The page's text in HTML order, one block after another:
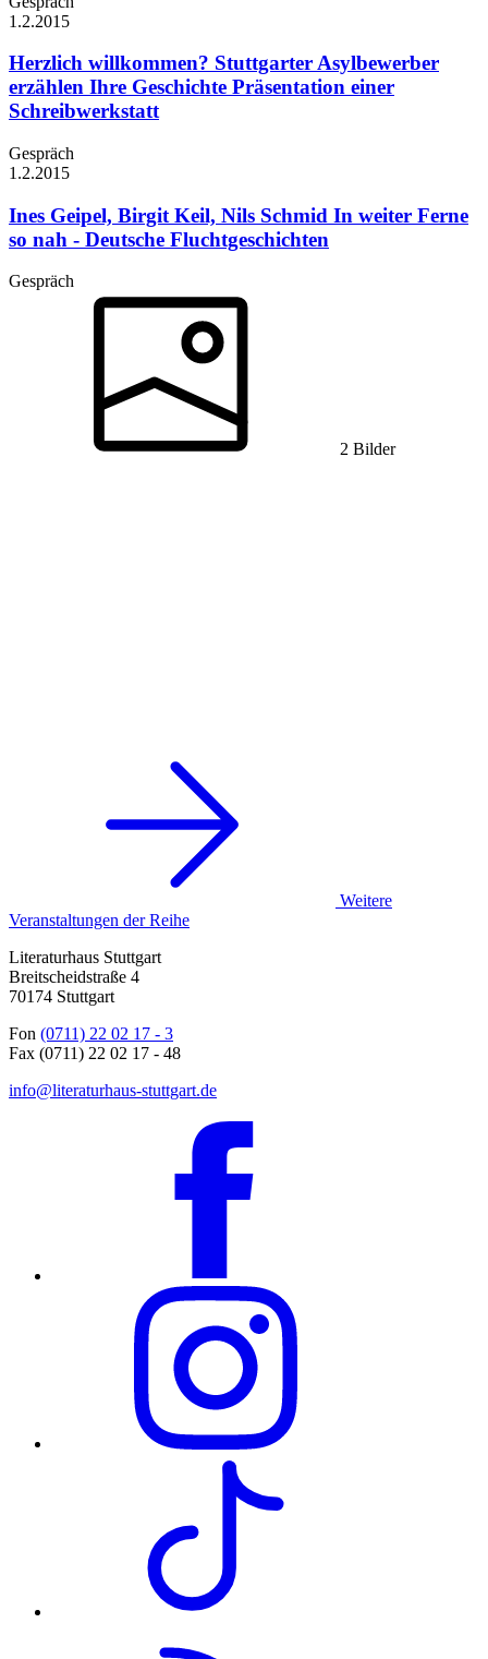
1.2.2015
Herzlich willkommen? Stuttgarter Asylbewerber
erzählen Ihre Geschichte Präsentation einer
Schreibwerkstatt
Gespräch
1.2.2015
Ines Geipel, Birgit Keil, Nils Schmid In weiter Ferne
so nah - Deutsche Fluchtgeschichten
Gespräch
2 Bilder
Weitere
Veranstaltungen der Reihe
Literaturhaus Stuttgart
Breitscheidstraße 4
70174 Stuttgart
Fon (0711) 22 02 17 - 3
Fax (0711) 22 02 17 - 48
info@literaturhaus-stuttgart.de